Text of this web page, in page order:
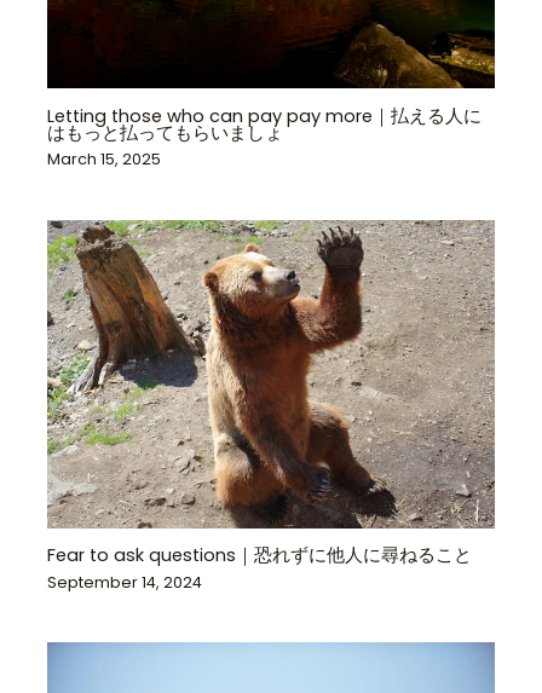
Letting those who can pay pay more｜払える人に
はもっと払ってもらいましょ
March 15, 2025
Fear to ask questions｜恐れずに他人に尋ねること
September 14, 2024